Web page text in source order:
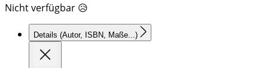
Nicht verfügbar 😥
Details (Autor, ISBN, Maße...)